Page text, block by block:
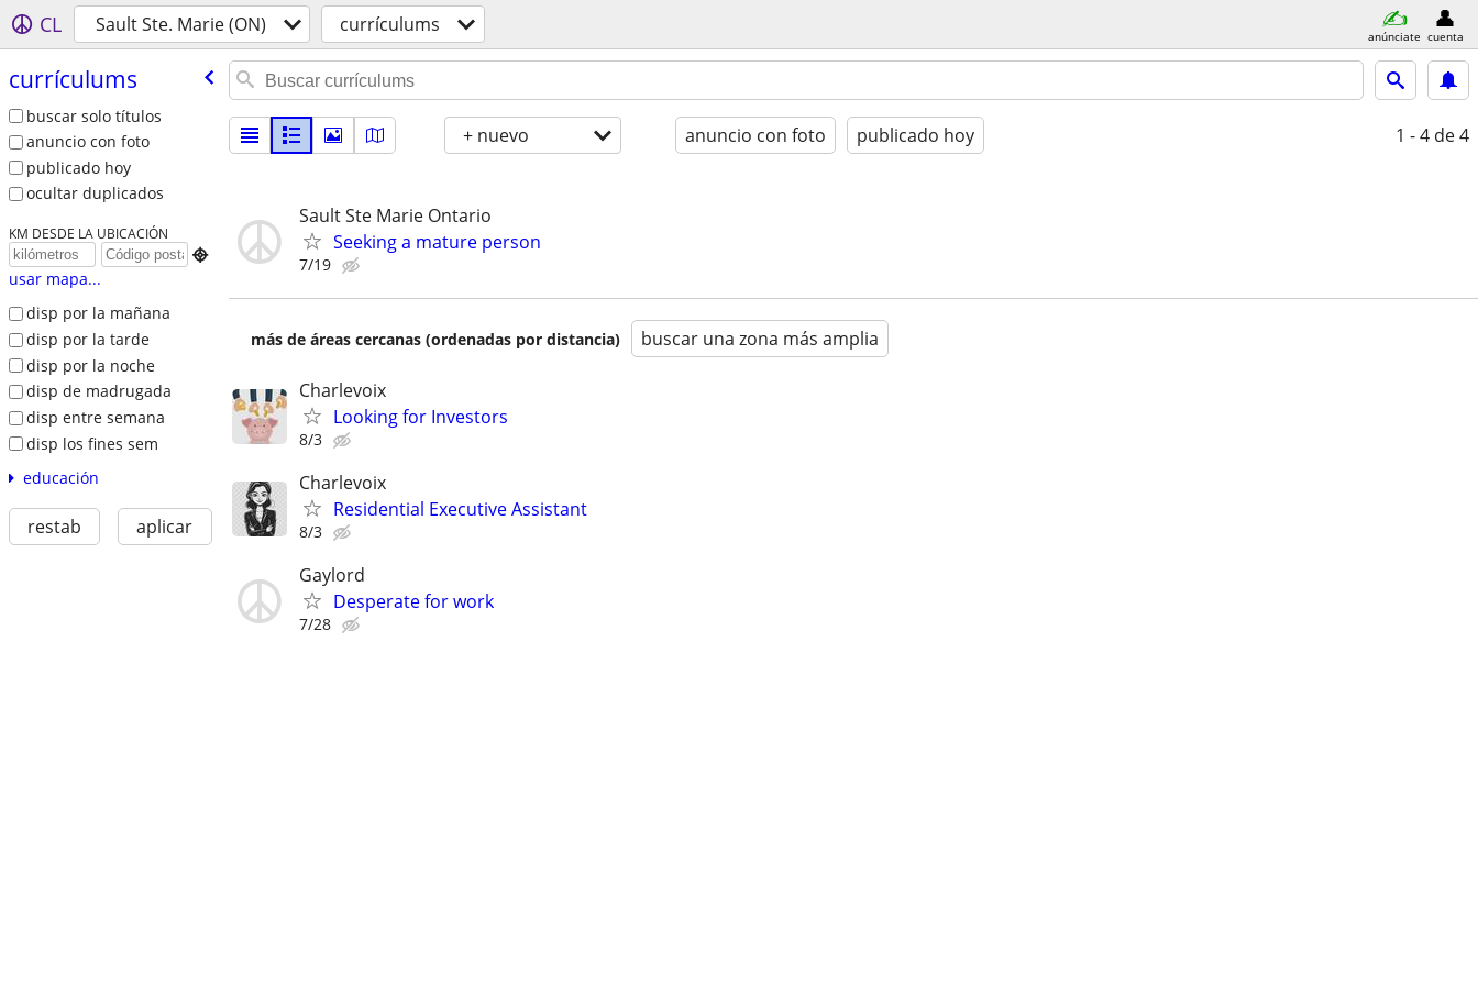
CL Sault Ste. Marie (ON) currí­culums anúnciate cuenta
currí­culums
buscar solo títulos
anuncio con foto
publicado hoy
ocultar duplicados
KM DESDE LA UBICACIÓN

usar mapa...
disp por la mañana
disp por la tarde
disp por la noche
disp de madrugada
disp entre semana
disp los fines sem
educación
restab aplicar
+ nuevo anuncio con foto publicado hoy 1 - 4 de 4
Sault Ste Marie Ontario
Seeking a mature person
7/19
más de áreas cercanas (ordenadas por distancia) buscar una zona más amplia
Charlevoix
Looking for Investors
8/3
Charlevoix
Residential Executive Assistant
8/3
Gaylord
Desperate for work
7/28